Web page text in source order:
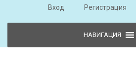
Вход Регистрация